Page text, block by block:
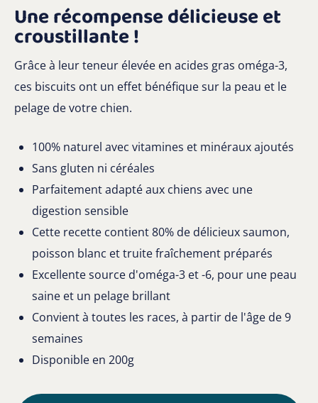
Une récompense délicieuse et
croustillante !
Grâce à leur teneur élevée en acides gras oméga-3,
ces biscuits ont un effet bénéfique sur la peau et le
pelage de votre chien.
100% naturel avec vitamines et minéraux ajoutés
Sans gluten ni céréales
Parfaitement adapté aux chiens avec une
digestion sensible
Cette recette contient 80% de délicieux saumon,
poisson blanc et truite fraîchement préparés
Excellente source d'oméga-3 et -6, pour une peau
saine et un pelage brillant
Convient à toutes les races, à partir de l'âge de 9
semaines
Disponible en 200g